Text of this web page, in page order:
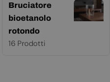
Bruciatore
bioetanolo
rotondo
16 Prodotti